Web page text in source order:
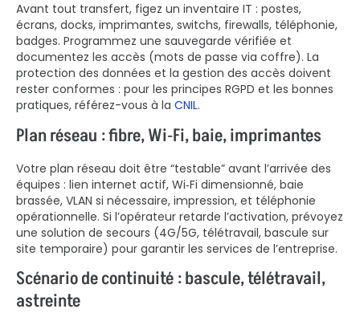
Avant tout transfert, figez un inventaire IT : postes,
écrans, docks, imprimantes, switchs, firewalls, téléphonie,
badges. Programmez une sauvegarde vérifiée et
documentez les accès (mots de passe via coffre). La
protection des données et la gestion des accès doivent
rester conformes : pour les principes RGPD et les bonnes
pratiques, référez-vous à la CNIL.
Plan réseau : fibre, Wi‑Fi, baie, imprimantes
Votre plan réseau doit être “testable” avant l’arrivée des
équipes : lien internet actif, Wi‑Fi dimensionné, baie
brassée, VLAN si nécessaire, impression, et téléphonie
opérationnelle. Si l’opérateur retarde l’activation, prévoyez
une solution de secours (4G/5G, télétravail, bascule sur
site temporaire) pour garantir les services de l’entreprise.
Scénario de continuité : bascule, télétravail,
astreinte